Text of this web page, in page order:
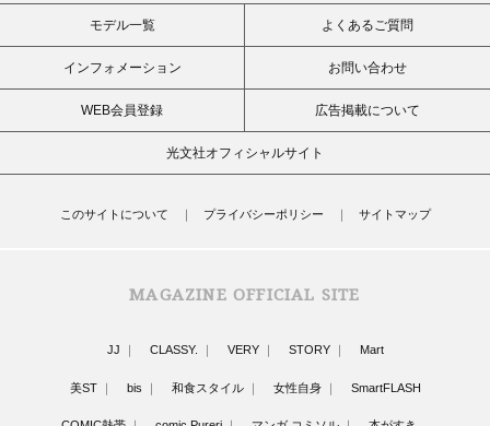
モデル一覧 よくあるご質問
インフォメーション お問い合わせ
WEB会員登録 広告掲載について
光文社オフィシャルサイト
このサイトについて プライバシーポリシー サイトマップ
MAGAZINE OFFICIAL SITE
JJ CLASSY. VERY STORY Mart
美ST bis 和食スタイル 女性自身 SmartFLASH